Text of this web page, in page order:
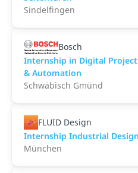
Sindelfingen
Bosch
Internship in Digital
& Automation
Schwäbisch Gmünd
FLUID Design
Internship Industrial
München